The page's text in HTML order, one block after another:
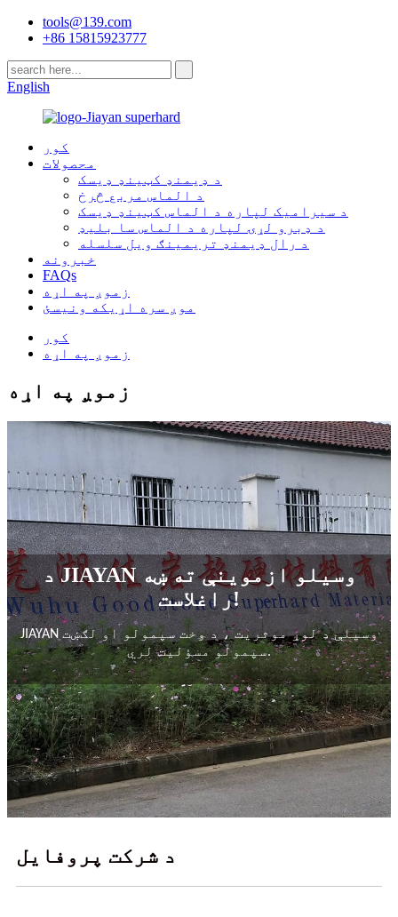
tools@139.com
+86 15815923777
English
کور
محصولات
د ډیمنډ کټینډ ډیسک
د الماس مربع څرخ
د سیرامیک لپاره د الماس کټینډ ډیسک
د ډبرو لړۍ لپاره د الماس سا بلیډ
د رال ډیمنډ تریمینګ ویل سلسله
خبرونه
FAQs
زموږ په اړه
موږ سره اړیکه ونیسئ
کور
زموږ په اړه
زموږ په اړه
د JIAYAN وسیلو ازموینې ته ښه
راغلاست!
JIAYAN وسیلې د لوړ موثریت ، د وخت سپمولو او لګښت
سپمولو مسؤلیت لري.
د شرکت پروفایل